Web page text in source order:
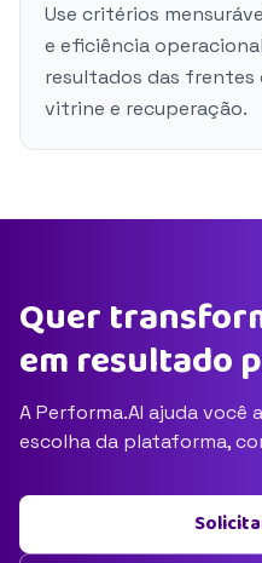
Use critérios
e eficiência
resultados das frentes
vitrine e recuperação.
Quer
em resultado
A Performa.AI ajuda você
escolha da plataforma,